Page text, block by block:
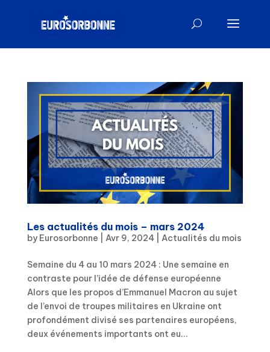
Les actualités du mois – mars 2024
by Eurosorbonne Avr 9, 2024| Actualités du mois
Semaine du 4 au 10 mars 2024 : Une semaine en
contraste pour l’idée de défense européenne
Alors que les propos d’Emmanuel Macron au sujet
de l’envoi de troupes militaires en Ukraine ont
profondément divisé ses partenaires européens,
deux événements importants ont eu...